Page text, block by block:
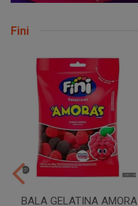
Fini
BALA GELATINA AMORA